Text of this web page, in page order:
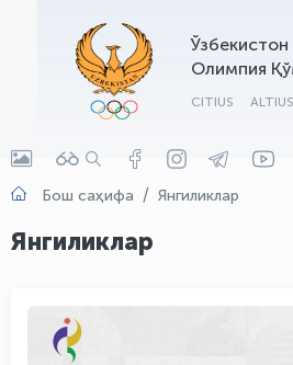
Олимпия
CITIUS ALTIUS
Бош саҳифа Янгиликлар
Янгиликлар
OLYMPCHIK AI - yordamchi
Онлайн · olympic.uz